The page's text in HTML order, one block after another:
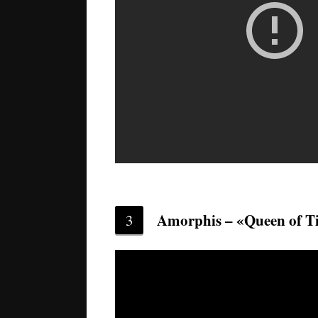
3 Amorphis – «Queen of